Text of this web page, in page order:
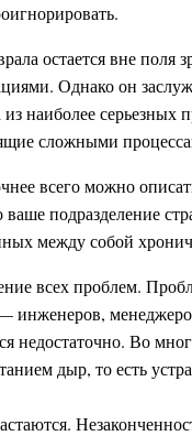
остается вне поля
Однако он
наиболее серьезных
сложными
всего можно
подразделение
между собой
всех проблем.
инженеров,
недостаточно. Во
дыр, то есть